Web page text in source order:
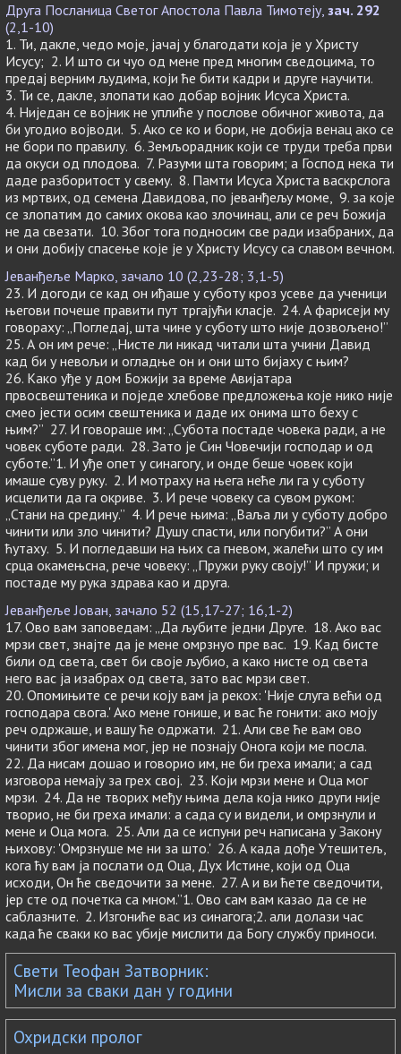
Друга Посланица Светог Апостола Павла Тимотеју, зач. 292
(2,1-10)
1. Ти, дакле, чедо моје, јачај у благодати која је у Христу
Исусу; 2. И што си чуо од мене пред многим сведоцима, то
предај верним људима, који ће бити кадри и друге научити.
3. Ти се, дакле, злопати као добар војник Исуса Христа.
4. Ниједан се војник не уплиће у послове обичног живота, да
би угодио војводи. 5. Ако се ко и бори, не добија венац ако се
не бори по правилу. 6. Земљорадник који се труди треба први
да окуси од плодова. 7. Разуми шта говорим; а Господ нека ти
даде разборитост у свему. 8. Памти Исуса Христа васкрслога
из мртвих, од семена Давидова, по јеванђељу моме, 9. за које
се злопатим до самих окова као злочинац, али се реч Божија
не да свезати. 10. Због тога подносим све ради изабраних, да
и они добију спасење које је у Христу Исусу са славом вечном.
Јеванђеље Марко, зачало 10 (2,23-28; 3,1-5)
23. И догоди се кад он иђаше у суботу кроз усеве да ученици
његови почеше правити пут тргајући класје. 24. А фарисеји му
говораху: „Погледај, шта чине у суботу што није дозвољено!”
25. А он им рече: „Нисте ли никад читали шта учини Давид
кад би у невољи и огладње он и они што бијаху с њим?
26. Како уђе у дом Божији за време Авијатара
првосвештеника и поједе хлебове предложења које нико није
смео јести осим свештеника и даде их онима што беху с
њим?” 27. И говораше им: „Субота постаде човека ради, а не
човек суботе ради. 28. Зато је Син Човечији господар и од
суботе.”1. И уђе опет у синагогу, и онде беше човек који
имаше суву руку. 2. И мотраху на њега неће ли га у суботу
исцелити да га окриве. 3. И рече човеку са сувом руком:
„Стани на средину.” 4. И рече њима: „Ваља ли у суботу добро
чинити или зло чинити? Душу спасти, или погубити?” А они
ћутаху. 5. И погледавши на њих са гневом, жалећи што су им
срца окамењсна, рече човеку: „Пружи руку своју!” И пружи; и
постаде му рука здрава као и друга.
Јеванђеље Јован, зачало 52 (15,17-27; 16,1-2)
17. Ово вам заповедам: „Да љубите једни Друге. 18. Ако вас
мрзи свет, знајте да је мене омрзнуо пре вас. 19. Кад бисте
били од света, свет би своје љубио, а како нисте од света
него вас ја изабрах од света, зато вас мрзи свет.
20. Опомињите се речи коју вам ја рекох: 'Није слуга већи од
господара свога.' Ако мене гонише, и вас ће гонити: ако моју
реч одржаше, и вашу ће одржати. 21. Али све ће вам ово
чинити због имена мог, јер не познају Онога који ме посла.
22. Да нисам дошао и говорио им, не би греха имали; а сад
изговора немају за грех свој. 23. Који мрзи мене и Оца мог
мрзи. 24. Да не творих међу њима дела која нико други није
творио, не би греха имали: а сада су и видели, и омрзнули и
мене и Оца мога. 25. Али да се испуни реч написана у Закону
њихову: 'Омрзнуше ме ни за што.' 26. А када дође Утешитељ,
кога ћу вам ја послати од Оца, Дух Истине, који од Оца
исходи, Он ће сведочити за мене. 27. А и ви ћете сведочити,
јер сте од почетка са мном.”1. Ово сам вам казао да се не
саблазните. 2. Изгониће вас из синагога;2. али долази час
када ће сваки ко вас убије мислити да Богу службу приноси.
Свети Теофан Затворник:
Мисли за сваки дан у години
Охридски пролог